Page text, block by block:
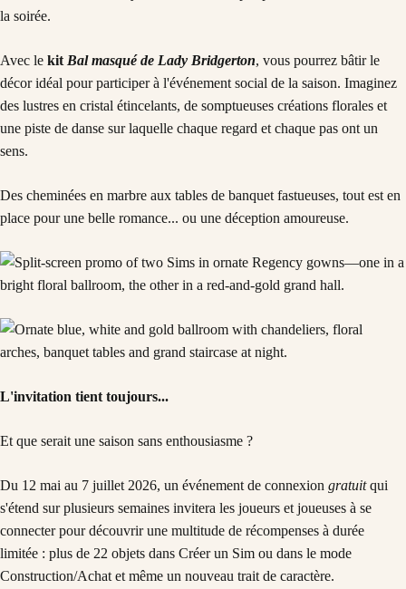
la soirée.
Avec le kit Bal masqué de Lady Bridgerton, vous pourrez bâtir le
décor idéal pour participer à l'événement social de la saison. Imaginez
des lustres en cristal étincelants, de somptueuses créations florales et
une piste de danse sur laquelle chaque regard et chaque pas ont un
sens.
Des cheminées en marbre aux tables de banquet fastueuses, tout est en
place pour une belle romance... ou une déception amoureuse.
L'invitation tient toujours...
Et que serait une saison sans enthousiasme ?
Du 12 mai au 7 juillet 2026, un événement de connexion gratuitqui
s'étend sur plusieurs semaines invitera les joueurs et joueuses à se
connecter pour découvrir une multitude de récompenses à durée
limitée : plus de 22 objets dans Créer un Sim ou dans le mode
Construction/Achat et même un nouveau trait de caractère.